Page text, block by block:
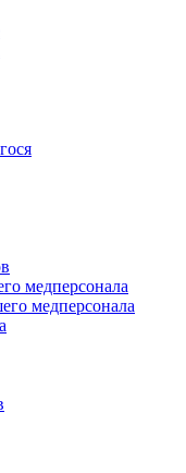
медперсонала
медперсонала